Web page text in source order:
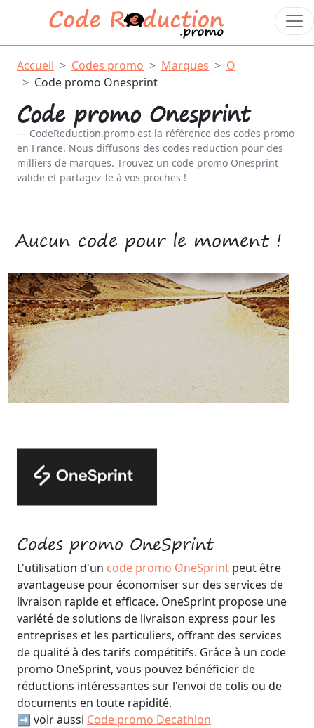
Accueil Codes promo Marques
O
Code promo Onesprint
Code promo Onesprint
CodeReduction.promo est la référence des codes promo
en France. Nous diffusons des codes reduction pour des
milliers de marques. Trouvez un code promo Onesprint
valide et partagez-le à vos proches !
Codes promo OneSprint
L'utilisation d'un code promo OneSprint peut être
avantageuse pour économiser sur des services de
livraison rapide et efficace. OneSprint propose une
variété de solutions de livraison express pour les
entreprises et les particuliers, offrant des services
de qualité à des tarifs compétitifs. Grâce à un code
promo OneSprint, vous pouvez bénéficier de
réductions intéressantes sur l'envoi de colis ou de
documents en toute rapidité.
➡️ voir aussi Code promo Decathlon
Aucun code pour le moment !